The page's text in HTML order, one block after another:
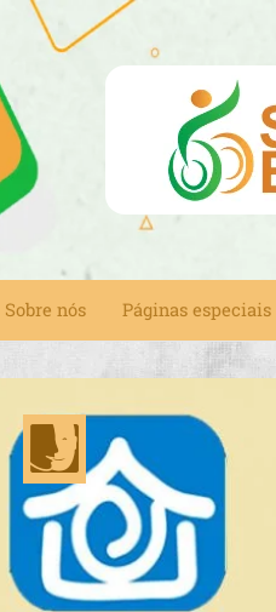
Sobre nós Páginas especiais